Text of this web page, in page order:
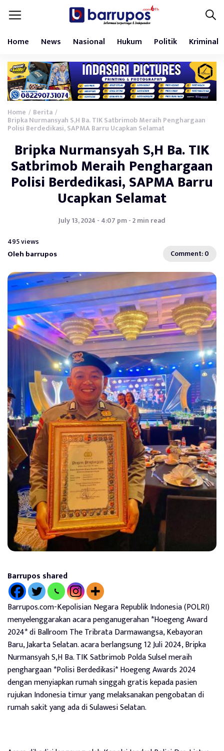
Home News Nasional Hukum Politik Kriminal
Home / Berita /
Bripka Nurmansyah S,H Ba. TIK Satbrimob Meraih Penghargaan
Polisi Berdedikasi, SAPMA Barru Ucapkan Selamat
Bripka Nurmansyah S,H Ba. TIK
Satbrimob Meraih Penghargaan
Polisi Berdedikasi, SAPMA Barru
Ucapkan Selamat
July 13, 2024 - 4:07 pm - 2 min read
495 views
Oleh barrupos Comment: 0
Barrupos shared
Barrupos.com-Kepolisian Negara Republik Indonesia (POLRI)
menyelenggarakan acara penganugerahan *Hoegeng Award
2024* di Ballroom The Tribrata Darmawangsa, Kebayoran
Baru, Jakarta Selatan. acara berlangsung 12 Juli 2024, Bripka
Nurmansyah S,H Ba. TIK Satbrimob Polda Sulsel meraih
penghargaan *Polisi Berdedikasi* Hoegeng Awards 2024
dengan menyiapkan rumah singgah gratis kepada pasien
rujukan Indonesia timur yang melaksanakan pengobatan di
rumah sakit yang ada di Sulawesi Selatan.